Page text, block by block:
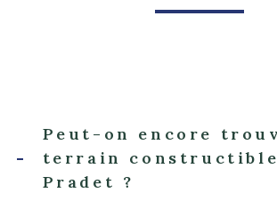
Peut-on encore
terrain constructible
Pradet ?